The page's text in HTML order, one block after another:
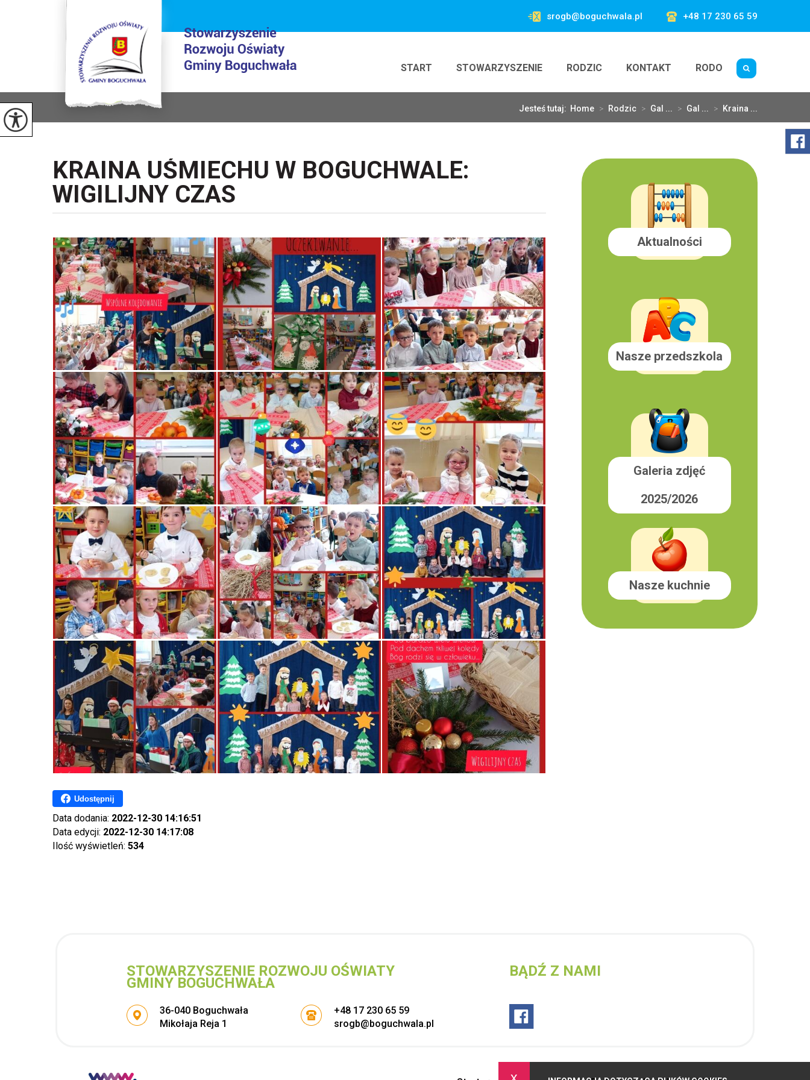
srogb@boguchwala.pl +48 17 230 65 59
START STOWARZYSZENIE RODZIC KONTAKT RODO
Jesteś tutaj: Home > Rodzic > Gal ... > Gal ... > Kraina ...
KRAINA UŚMIECHU W BOGUCHWALE:
WIGILIJNY CZAS
Udostępnij
Data dodania: 2022-12-30 14:16:51
Data edycji: 2022-12-30 14:17:08
Ilość wyświetleń: 534
Aktualności
Nasze przedszkola
Galeria zdjęć
2025/2026
Nasze kuchnie
STOWARZYSZENIE ROZWOJU OŚWIATY
GMINY BOGUCHWAŁA
Adres pocztowy:
36-040 Boguchwała
Mikołaja Reja 1
+48 17 230 65 59
srogb@boguchwala.pl
BĄDŹ Z NAMI